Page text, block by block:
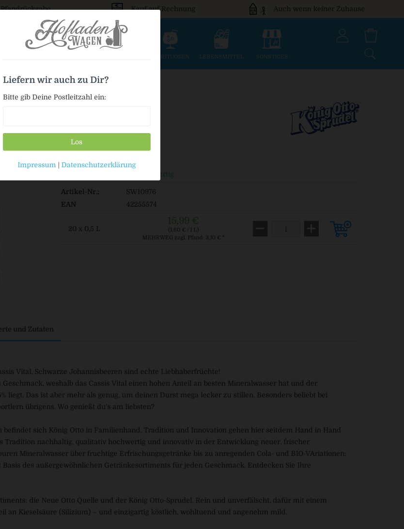
Kauf auf Rechnung Auch wenn keiner Zuhause
SPIRITUOSEN LEBENSMITTEL SONSTIGES
Cassis Vital
15,99 € *
Auf Lager / Sofort versandfertig
Artikel-Nr.:
SW10976
EAN
42255574
20 x 0,5 L
15,99 €
(1,60 € / 1 L)
MEHRWEG zzgl. Pfand: 3,10 € *
und Zutaten
Vital, Schwarze Johannisbeeren sind echte Liebhaberfrüchte!
weshalb das Cassis Vital einen hohen Anteil an besten Mineralwasser hat und der
liegt. Das ist aber mehr als genug, um deinen Durst mega lecker zu stillen. Besonders beliebt bei
übrigens. Wo genießt du's am liebsten?
befindet sich König Otto in Familienhand. Tradition und Innovation gehen hier seitdem Hand in Hand
Tradition nachhaltig, qualitativ hochwertig und innovativ in der Entwicklung neuer, frischer
Mineralwasser über fruchtige Erfrischungsgetränke bis zu anregenden Cola- und BIO-VAriationen:
Basis des außergewöhnlichen Getränkesortiments für jeden Geschmack. Entdecken Sie Ihre
die Neue Otto Quelle und der König Otto-Sprudel. Rein und unverfälscht, dafür mit einem
an Kieselsäure (Silizium) – und einzigartig köstlich, wohltuend und angenehm mild.
Liefern wir auch zu Dir?
Bitte gib Deine Postleitzahl ein:
Los
Impressum | Datenschutzerklärung